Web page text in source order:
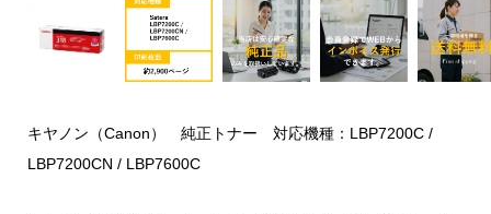
キヤノン（Canon） 純正トナー 対応機種：LBP7200C /
LBP7200CN / LBP7600C